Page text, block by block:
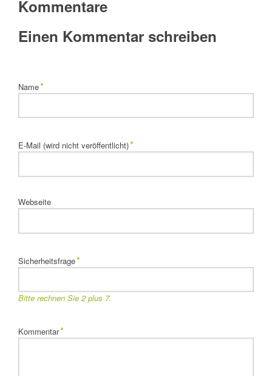
Kommentare
Einen Kommentar schreiben
Pflichtfeld
Name*
Pflichtfeld
E-Mail (wird nicht veröffentlicht)*
Webseite
Pflichtfeld
Sicherheitsfrage*
Bitte rechnen Sie 2 plus 7.
Pflichtfeld
Kommentar*